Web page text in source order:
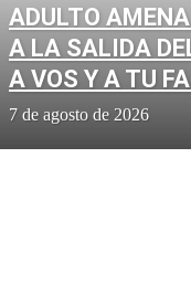
ADULTO
A LA SALIDA
A VOS Y A TU
7 de agosto de 2026